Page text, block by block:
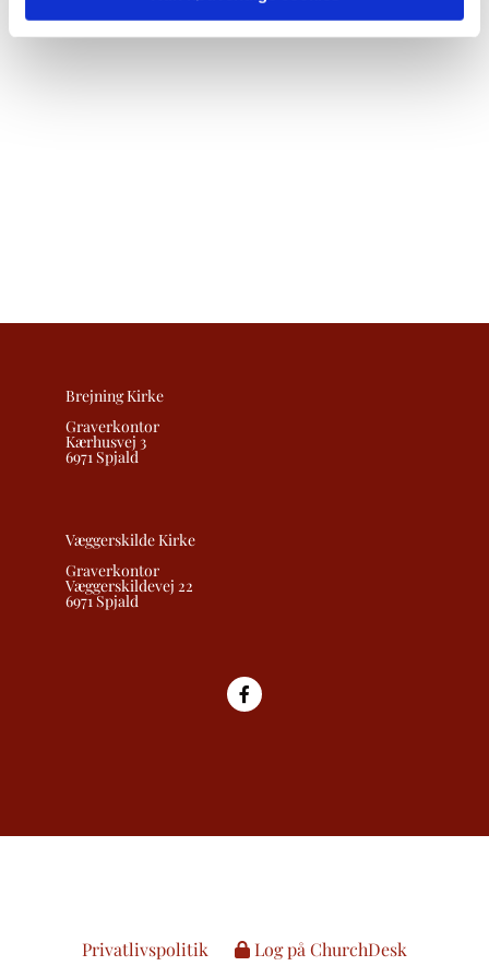
Brejning Kirke
Graverkontor
Kærhusvej 3
6971 Spjald
Væggerskilde Kirke
Graverkontor
Væggerskildevej 22
6971 Spjald
Privatlivspolitik Log på ChurchDesk